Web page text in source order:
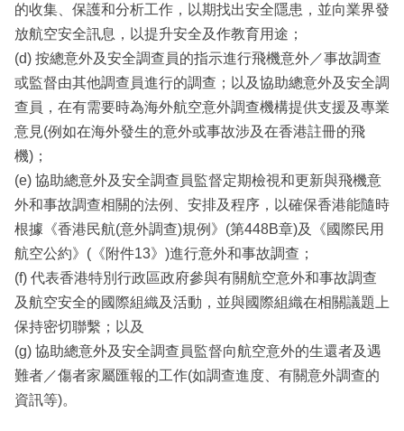
的收集、保護和分析工作，以期找出安全隱患，並向業界發
放航空安全訊息，以提升安全及作教育用途；
(d) 按總意外及安全調查員的指示進行飛機意外／事故調查
或監督由其他調查員進行的調查；以及協助總意外及安全調
查員，在有需要時為海外航空意外調查機構提供支援及專業
意見(例如在海外發生的意外或事故涉及在香港註冊的飛
機)；
(e) 協助總意外及安全調查員監督定期檢視和更新與飛機意
外和事故調查相關的法例、安排及程序，以確保香港能隨時
根據《香港民航(意外調查)規例》(第448B章)及《國際民用
航空公約》(《附件13》)進行意外和事故調查；
(f) 代表香港特別行政區政府參與有關航空意外和事故調查
及航空安全的國際組織及活動，並與國際組織在相關議題上
保持密切聯繫；以及
(g) 協助總意外及安全調查員監督向航空意外的生還者及遇
難者／傷者家屬匯報的工作(如調查進度、有關意外調查的
資訊等)。